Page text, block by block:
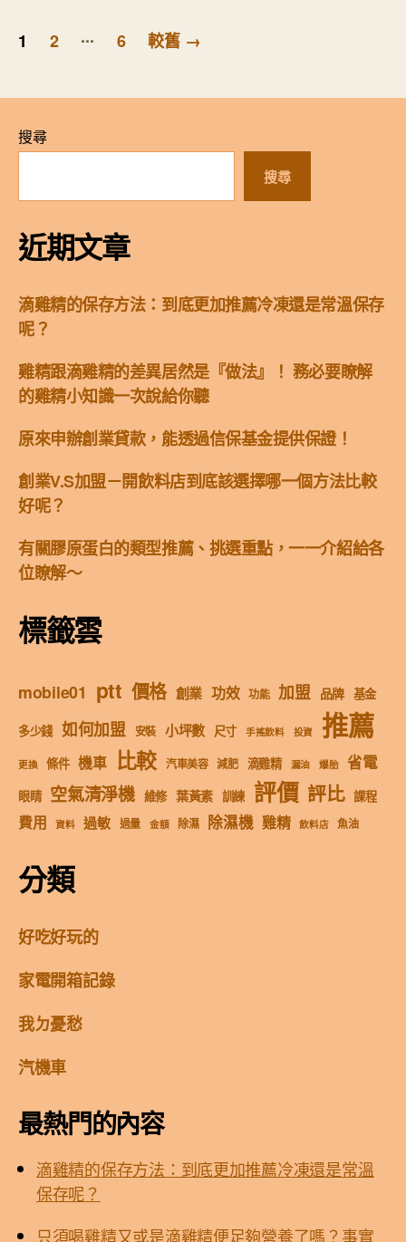
文
分
頁
1 2 ... 6 較舊 →
搜尋
搜尋
近期文章
滴雞精的保存方法：到底更加推薦冷凍還是常溫保存
呢？
雞精跟滴雞精的差異居然是『做法』！ 務必要瞭解
的雞精小知識一次說給你聽
原來申辦創業貸款，能透過信保基金提供保證！
創業V.S加盟－開飲料店到底該選擇哪一個方法比較
好呢？
有關膠原蛋白的類型推薦、挑選重點，一一介紹給各
位瞭解～
標籤雲
mobile01 ptt 價格 創業 功效 功能 加盟 品牌 基金
多少錢 如何加盟 安裝 小坪數 尺寸 手搖飲料 投資 推薦
更換 條件 機車 比較 汽車美容 減肥 滴雞精 漏油 爆胎 省電
眼睛 空氣清淨機 維修 葉黃素 訓練 評價 評比 課程
費用 資料 過敏 過量 金額 除濕 除濕機 雞精 飲料店 魚油
分類
好吃好玩的
家電開箱記錄
我ㄉ憂愁
汽機車
最熱門的內容
滴雞精的保存方法：到底更加推薦冷凍還是常溫
保存呢？
只須喝雞精又或是滴雞精便足夠營養了嗎？事實